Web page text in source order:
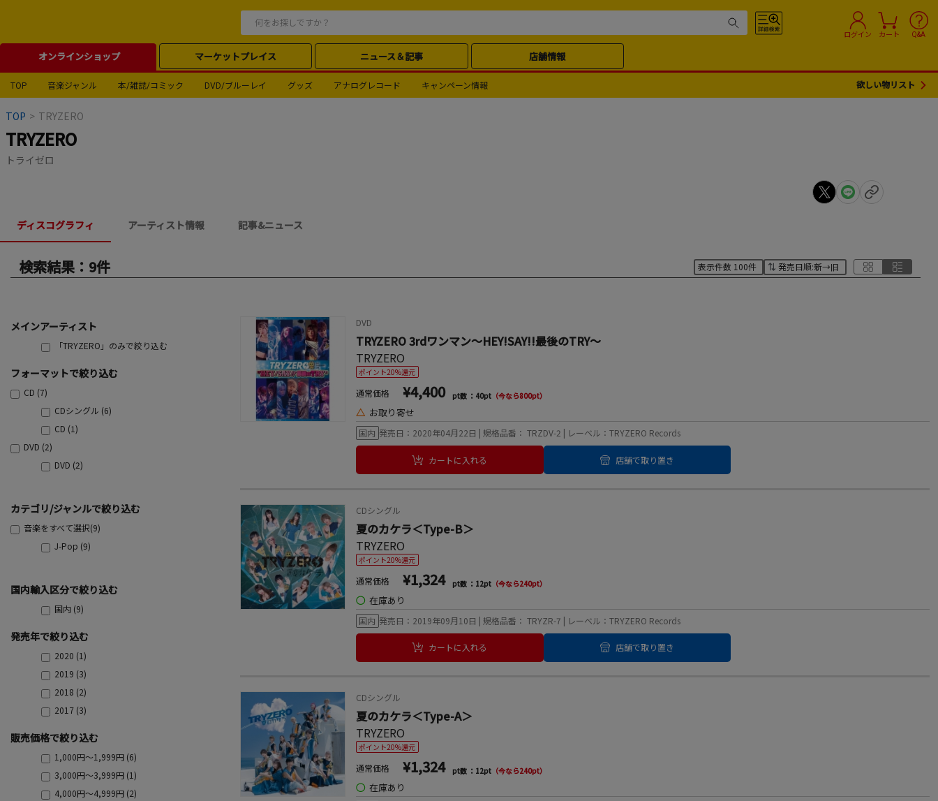
ログイン カート Q&A
オンラインショップ マーケットプレイス ニュース＆記事 店舗情報
TOP 音楽ジャンル 本/雑誌/コミック DVD/ブルーレイ グッズ アナログレコード キャンペーン情報 欲しい物リスト
TOP > TRYZERO
TRYZERO
トライゼロ
ディスコグラフィ アーティスト情報 記事&ニュース
検索結果：9件
メインアーティスト
「TRYZERO」のみで絞り込む
フォーマットで絞り込む
CD (7)
CDシングル (6)
CD (1)
DVD (2)
DVD (2)
カテゴリ/ジャンルで絞り込む
音楽をすべて選択(9)
J-Pop (9)
国内輸入区分で絞り込む
国内 (9)
発売年で絞り込む
2020 (1)
2019 (3)
2018 (2)
2017 (3)
販売価格で絞り込む
1,000円～1,999円 (6)
3,000円～3,999円 (1)
4,000円～4,999円 (2)
DVD
TRYZERO 3rdワンマン～HEY!SAY!!最後のTRY～
TRYZERO
ポイント20%還元
通常価格 ¥4,400 pt数 ：40pt （今なら800pt）
△ お取り寄せ
国内 発売日：2020年04月22日 | 規格品番： TRZDV-2 | レーベル：TRYZERO Records
カートに入れる 店舗で取り置き
CDシングル
夏のカケラ＜Type-B＞
TRYZERO
ポイント20%還元
通常価格 ¥1,324 pt数 ：12pt （今なら240pt）
◯ 在庫あり
国内 発売日：2019年09月10日 | 規格品番： TRYZR-7 | レーベル：TRYZERO Records
カートに入れる 店舗で取り置き
CDシングル
夏のカケラ＜Type-A＞
TRYZERO
ポイント20%還元
通常価格 ¥1,324 pt数 ：12pt （今なら240pt）
◯ 在庫あり